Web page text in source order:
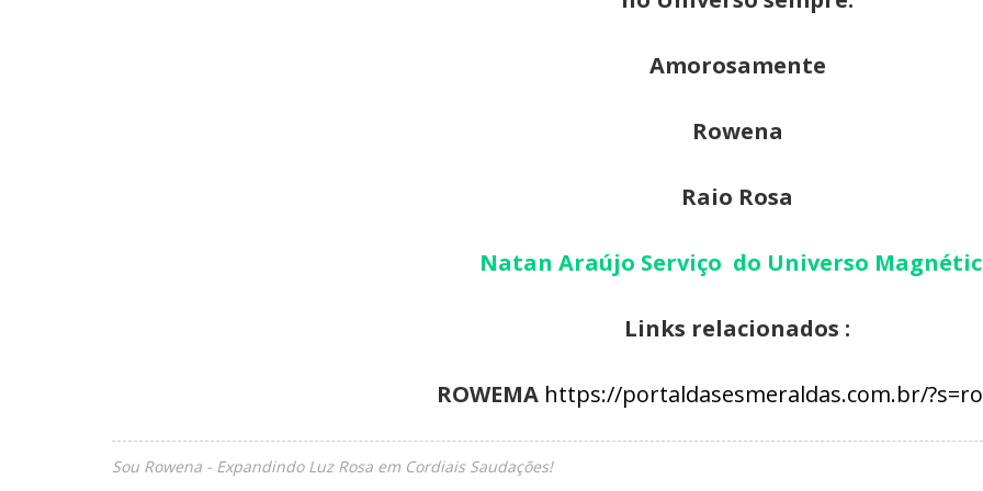
Amorosamente
Rowena
Raio Rosa
Natan Araújo Serviço do Universo
Links relacionados :
ROWEMA https://portaldasesmeraldas.com.br/
Sou Rowena - Expandindo Luz Rosa em Cordiais Saudações!